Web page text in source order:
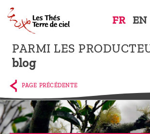
PARMI LES
blog
FR EN
Accueil
La
boutique
Terre de
Ciel
Parmi les
PAGE PRÉCÉDENTE